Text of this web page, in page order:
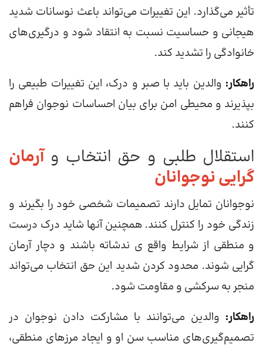
تأثیر می‌گذارد. این تغییرات می‌تواند باعث نوسانات شدید
هیجانی و حساسیت نسبت به انتقاد شود و درگیری‌های
خانوادگی را تشدید کند.
راهکار: والدین باید با صبر و درک، این تغییرات طبیعی را
بپذیرند و محیطی امن برای بیان احساسات نوجوان فراهم
کنند.
استقلال طلبی و حق انتخاب وآرمان
گرایی نوجوانان
نوجوانان تمایل دارند تصمیمات شخصی خود را بگیرند و
زندگی خود را کنترل کنند. همچنین آنها شاید درک درست
و منطقی از شرایط واقع ی ندشاته باشند و دچار آرمان
گرایی شوند. محدود کردن شدید این حق انتخاب می‌تواند
منجر به سرکشی و مقاومت شود.
راهکار: والدین می‌توانند با مشارکت دادن نوجوان در
تصمیم‌گیری‌های مناسب سن او و ایجاد مرزهای منطقی،